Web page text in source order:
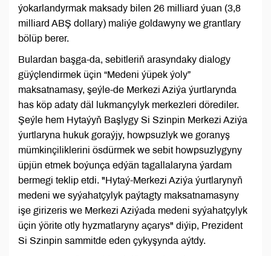
ýokarlandyrmak maksady bilen 26 milliard ýuan (3,8
milliard ABŞ dollary) maliýe goldawyny we grantlary
bölüp berer.
Bulardan başga-da, sebitleriň arasyndaky dialogy
güýçlendirmek üçin “Medeni ýüpek ýoly”
maksatnamasy, şeýle-de Merkezi Aziýa ýurtlarynda
has köp adaty däl lukmançylyk merkezleri dörediler.
Şeýle hem Hytaýyň Başlygy Si Szinpin Merkezi Aziýa
ýurtlaryna hukuk goraýjy, howpsuzlyk we goranyş
mümkinçiliklerini ösdürmek we sebit howpsuzlygyny
üpjün etmek boýunça edýän tagallalaryna ýardam
bermegi teklip etdi. "Hytaý-Merkezi Aziýa ýurtlarynyň
medeni we syýahatçylyk paýtagty maksatnamasyny
işe girizeris we Merkezi Aziýada medeni syýahatçylyk
üçin ýörite otly hyzmatlaryny açarys" diýip, Prezident
Si Szinpin sammitde eden çykyşynda aýtdy.